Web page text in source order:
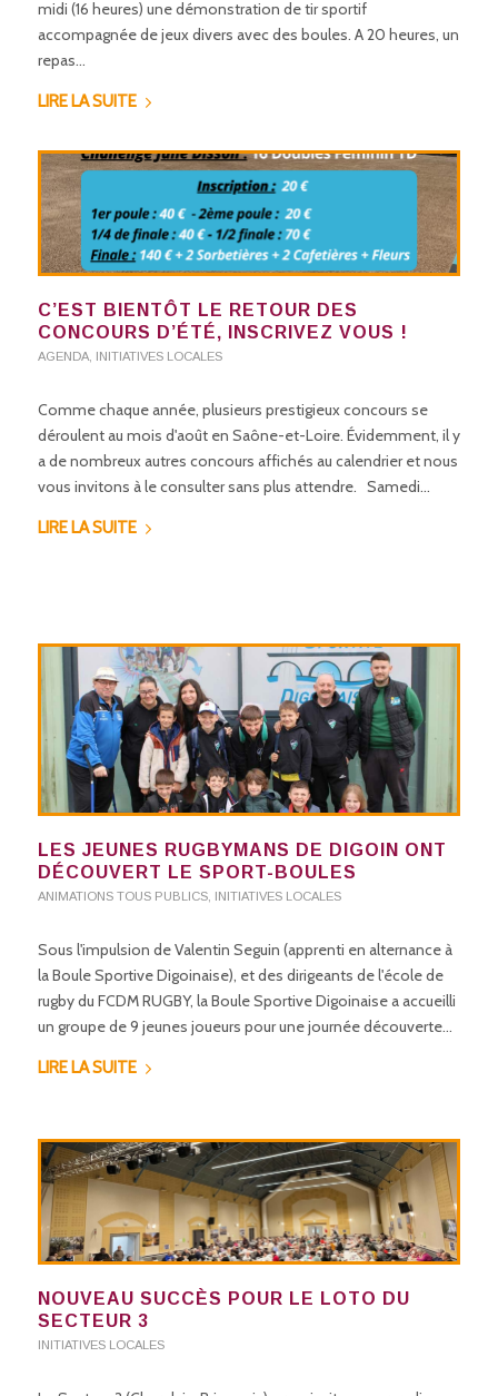
midi (16 heures) une démonstration de tir sportif
accompagnée de jeux divers avec des boules. A 20 heures, un
repas…
LIRE LA SUITE
C’EST BIENTÔT LE RETOUR DES
CONCOURS D’ÉTÉ, INSCRIVEZ VOUS !
AGENDA INITIATIVES LOCALES
Comme chaque année, plusieurs prestigieux concours se
déroulent au mois d'août en Saône-et-Loire. Évidemment, il y
a de nombreux autres concours affichés au calendrier et nous
vous invitons à le consulter sans plus attendre. Samedi…
LIRE LA SUITE
LES JEUNES RUGBYMANS DE DIGOIN ONT
DÉCOUVERT LE SPORT-BOULES
ANIMATIONS TOUS PUBLICS INITIATIVES LOCALES
Sous l'impulsion de Valentin Seguin (apprenti en alternance à
la Boule Sportive Digoinaise), et des dirigeants de l'école de
rugby du FCDM RUGBY, la Boule Sportive Digoinaise a accueilli
un groupe de 9 jeunes joueurs pour une journée découverte…
LIRE LA SUITE
NOUVEAU SUCCÈS POUR LE LOTO DU
SECTEUR 3
INITIATIVES LOCALES